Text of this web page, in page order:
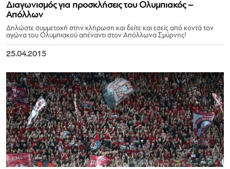
Διαγωνισμός για προσκλήσεις του Ολυμπιακός –
Απόλλων
Δηλώστε συμμετοχή στην κλήρωση και δείτε και εσείς από κοντά τον
αγώνα του Ολυμπιακού απέναντι στον Απόλλωνα Σμύρνης!
25.04.2015